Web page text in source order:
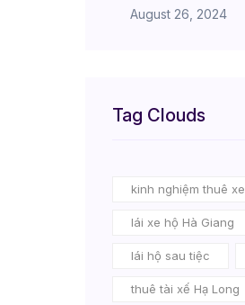
August 26, 2024
Tag Clouds
kinh nghiệm thuê xe
lái xe hộ Hà Giang
lái hộ sau tiệc
thuê tài xế Hạ Long